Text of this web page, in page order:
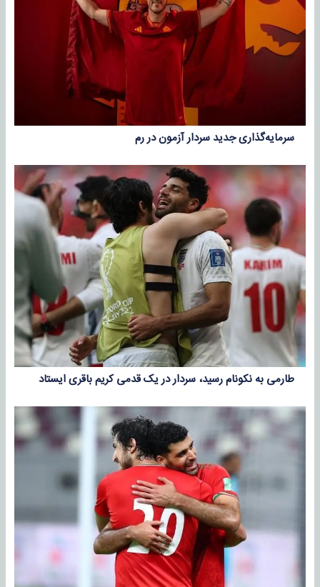
سرمایه‌گذاری جدید سردار آزمون در رم
طارمی به نکونام رسید، سردار در یک قدمی کریم باقری ایستاد